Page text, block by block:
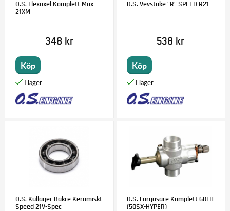
O.S. Flexaxel Komplett Max-
21XM
348 kr
Köp
O.S. Vevstake "R" SPEED R21
538 kr
Köp
O.S. Kullager Bakre Keramiskt
Speed 21V-Spec
O.S. Förgasare Komplett 60LH
(50SX-HYPER)